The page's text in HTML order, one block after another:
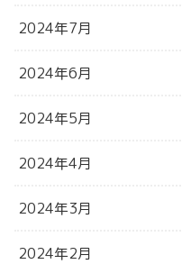
2024年7月
2024年6月
2024年5月
2024年4月
2024年3月
2024年2月